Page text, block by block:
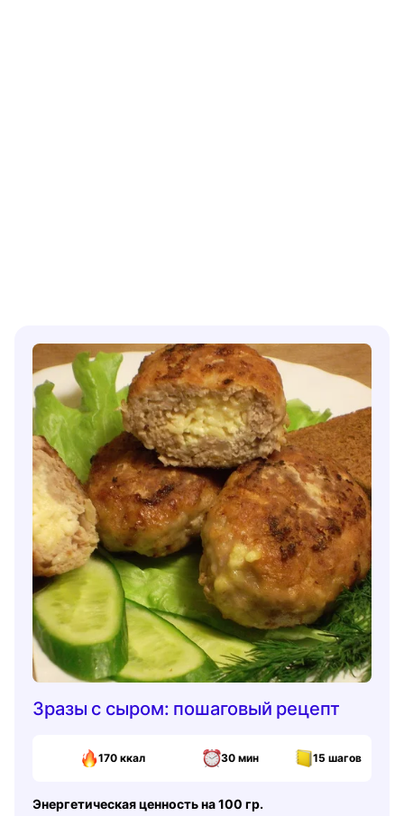
Зразы с сыром: пошаговый рецепт
170 ккал 30 мин 15 шагов
Энергетическая ценность на 100 гр.